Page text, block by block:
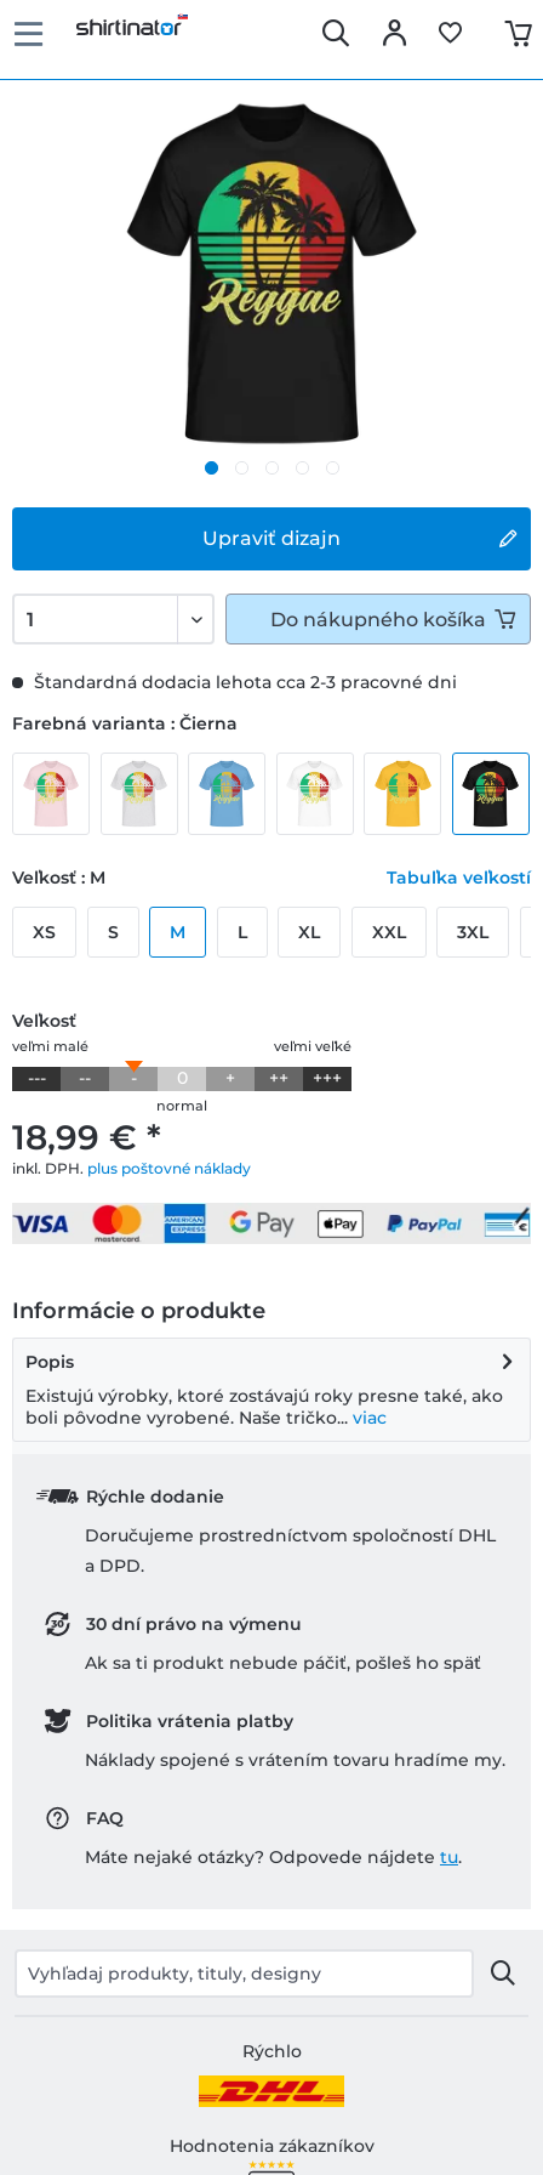
Upraviť dizajn
18,99 € *
inkl. DPH. plus poštovné náklady
Štandardná dodacia lehota cca 2-3 pracovné dni
Farebná varianta : Čierna
Veľkosť : M Tabuľka veľkostí
XS S M L XL XXL 3XL
Veľkosť
veľmi veľké
veľmi malé
--- -- - 0 + ++ +++
normal
Do nákupného košíka
Informácie o produkte
Popis
Existujú výrobky, ktoré zostávajú roky presne také, ako
boli pôvodne vyrobené. Naše tričko... viac
Rýchle dodanie
Doručujeme prostredníctvom spoločností DHL
a DPD.
30 dní právo na výmenu
Ak sa ti produkt nebude páčiť, pošleš ho späť
Politika vrátenia platby
Náklady spojené s vrátením tovaru hradíme my.
FAQ
Máte nejaké otázky? Odpovede nájdete tu.
Rýchlo
Hodnotenia zákazníkov